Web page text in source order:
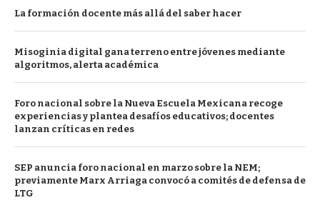
La formación docente más allá del saber hacer
Misoginia digital gana terreno entre jóvenes mediante
algoritmos, alerta académica
Foro nacional sobre la Nueva Escuela Mexicana recoge
experiencias y plantea desafíos educativos; docentes
lanzan críticas en redes
SEP anuncia foro nacional en marzo sobre la NEM;
previamente Marx Arriaga convocó a comités de defensa de
LTG